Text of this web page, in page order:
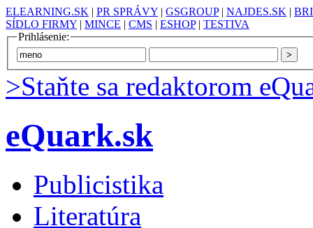
ELEARNING.SK | PR SPRÁVY | GSGROUP| NAJDES.SK |
SÍDLO FIRMY | MINCE | CMS | ESHOP| TESTIVA
Prihlásenie:
>Staňte sa redaktorom
eQuark.sk
Publicistika
Literatúra